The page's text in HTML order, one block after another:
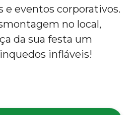
e eventos corporativos.
no local,
da sua festa um
infláveis!